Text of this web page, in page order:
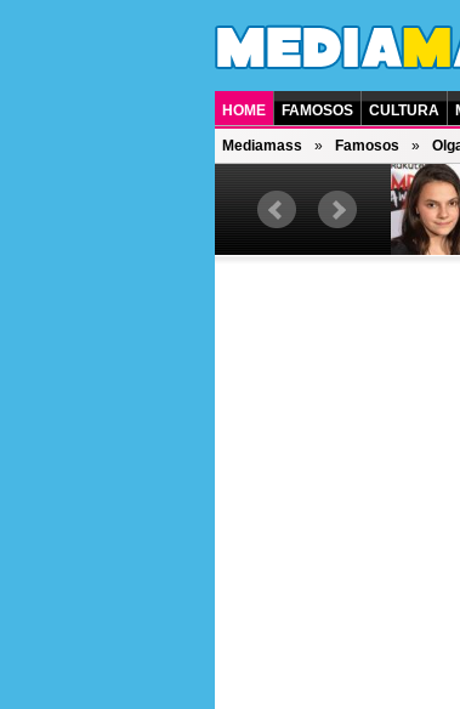
HOME FAMOSOS CULTURA
Mediamass Famosos